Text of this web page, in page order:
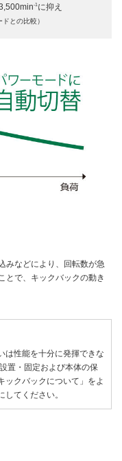
-1に抑え
ドとの比較）
みなどにより、回転数が急
とで、キックバックの動き
は性能を十分に発揮できな
置・固定および本体の保
ックバックについて」をよ
てください。